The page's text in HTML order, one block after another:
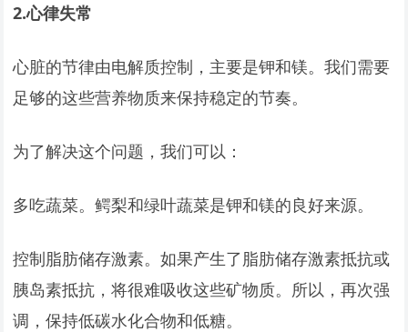
2.心律失常
心脏的节律由电解质控制，主要是钾和镁。我们需要
足够的这些营养物质来保持稳定的节奏。
为了解决这个问题，我们可以：
多吃蔬菜。鳄梨和绿叶蔬菜是钾和镁的良好来源。
控制脂肪储存激素。如果产生了脂肪储存激素抵抗或
胰岛素抵抗，将很难吸收这些矿物质。所以，再次强
调，保持低碳水化合物和低糖。